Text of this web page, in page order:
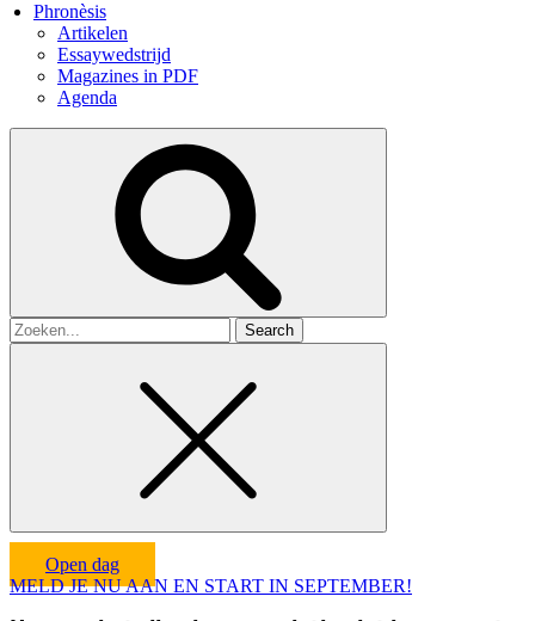
Phronèsis
Artikelen
Essaywedstrijd
Magazines in PDF
Agenda
Search
for
Open dag
MELD JE NU AAN EN START IN SEPTEMBER!